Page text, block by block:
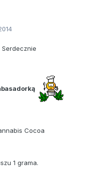
Cocoa
1 grama.